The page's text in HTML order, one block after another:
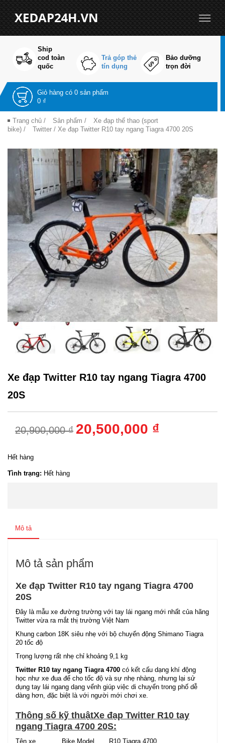
Ship
cod toàn
quốc
Trả góp thẻ
tín dụng
Bảo dưỡng
trọn đời
Giỏ hàng có 0 sản phẩm
0 ₫
Trang chủ / Sản phẩm /
Xe đạp thể thao (sport
bike) / Twitter / Xe đạp Twitter R10 tay ngang Tiagra 4700 20S
Xe đạp Twitter R10 tay ngang Tiagra 4700
20S
20,900,000 ₫ 20,500,000 ₫
Hết hàng
Tình trạng: Hết hàng
Mô tả
Mô tả sản phẩm
Xe đạp Twitter R10 tay ngang Tiagra 4700
20S
Đây là mẫu xe đường trường với tay lái ngang mới nhất của hãng
Twitter vừa ra mắt thị trường Việt Nam
Khung carbon 18K siêu nhẹ với bộ chuyển động Shimano Tiagra
20 tốc độ
Trọng lượng rất nhẹ chỉ khoảng 9,1 kg
Twitter R10 tay ngang Tiagra 4700 có kết cấu dạng khí động
học như xe đua để cho tốc độ và sự nhẹ nhàng, nhưng lại sử
dụng tay lái ngang dạng vểnh giúp việc di chuyển trong phố dễ
dàng hơn, đặc biệt là với người mới chơi xe.
Thông số kỹ thuậtXe đạp Twitter R10 tay
ngang Tiagra 4700 20S:
Tên xe Bike.Model
R10 Tiagra 4700